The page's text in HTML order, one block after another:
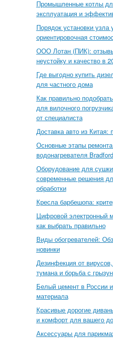
Промышленные котлы
эксплуатация и
Порядок установки узла
ориентировочная
ООО Лотан (ПИК):
неустойку и качество в
Где выгодно купить
для частного дома
Как правильно
для вилочного
от специалиста
Доставка авто из Китая:
Основные этапы ремонта
водонагревателя
Оборудование для
современные решения
обработки
Кресла барбешопа:
Цифровой электронный
как выбрать правильно
Виды обогревателей:
новинки
Дезинфекция от
тумана и борьба с
Белый цемент в России
материала
Красивые дорогие
и комфорт для вашего
Аксессуары для